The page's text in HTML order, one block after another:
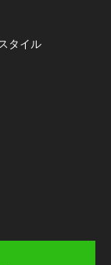
タイル